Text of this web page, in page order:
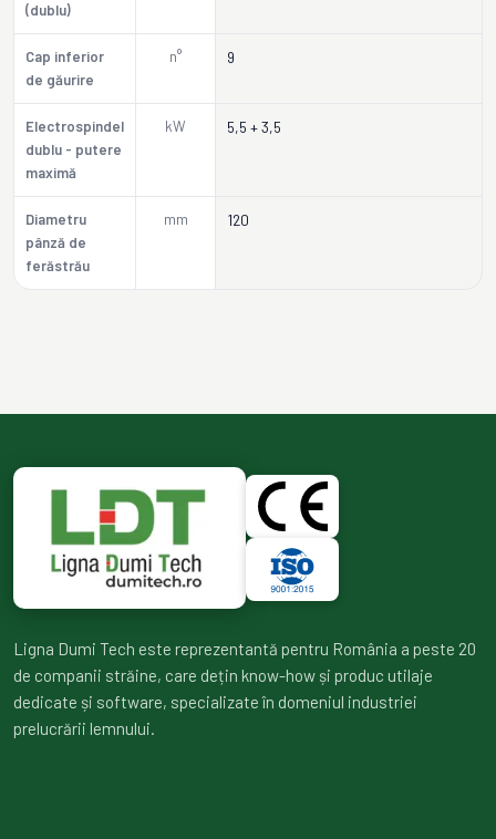
(dublu)
Cap inferior
de găurire
n° 9
Electrospindel
dublu - putere
maximă
kW 5,5 + 3,5
Diametru
pânză de
ferăstrău
mm 120
Ligna Dumi Tech este reprezentantă pentru România a peste 20
de companii străine, care dețin know-how și produc utilaje
dedicate și software, specializate în domeniul industriei
prelucrării lemnului.